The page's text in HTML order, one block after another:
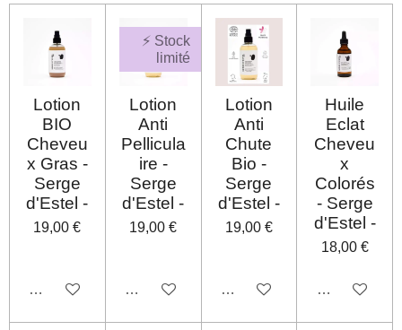
Lotion
BIO
Cheveu
x Gras -
Serge
d'Estel -
19,00 €
Désactivé
⚡ Stock
limité
Lotion
Anti
Pellicula
ire -
Serge
d'Estel -
19,00 €
Désactivé
Lotion
Anti
Chute
Bio -
Serge
d'Estel -
19,00 €
Désactivé
Huile
Eclat
Cheveu
x
Colorés
- Serge
d'Estel -
18,00 €
Désactivé